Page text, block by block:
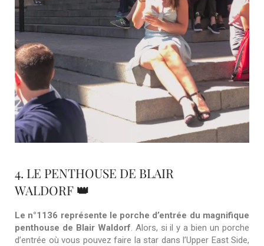
4. LE PENTHOUSE DE BLAIR
WALDORF 👑
Le n°1136 représente le porche d’entrée du magnifique
penthouse de Blair Waldorf. Alors, si il y a bien un porche
d’entrée où vous pouvez faire la star dans l’Upper East Side,